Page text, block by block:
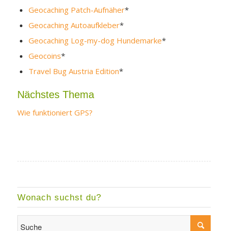
Geocaching Patch-Aufnäher*
Geocaching Autoaufkleber*
Geocaching Log-my-dog Hundemarke*
Geocoins*
Travel Bug Austria Edition*
Nächstes Thema
Wie funktioniert GPS?
Wonach suchst du?